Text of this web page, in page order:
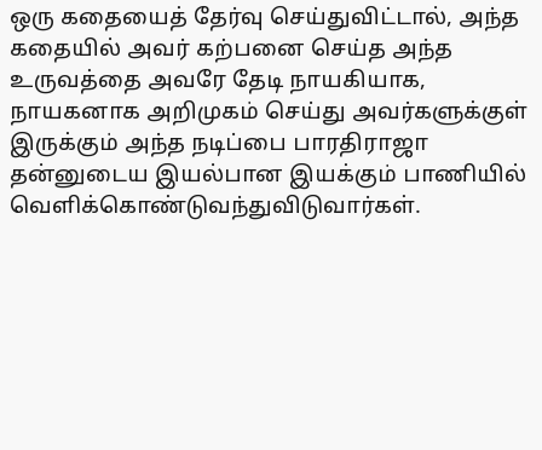
ஒரு கதையைத் தேர்வு செய்துவிட்டால், அந்த
கதையில் அவர் கற்பனை செய்த அந்த
உருவத்தை அவரே தேடி நாயகியாக,
நாயகனாக அறிமுகம் செய்து அவர்களுக்குள்
இருக்கும் அந்த நடிப்பை பாரதிராஜா
தன்னுடைய இயல்பான இயக்கும் பாணியில்
வெளிக்கொண்டுவந்துவிடுவார்கள்.